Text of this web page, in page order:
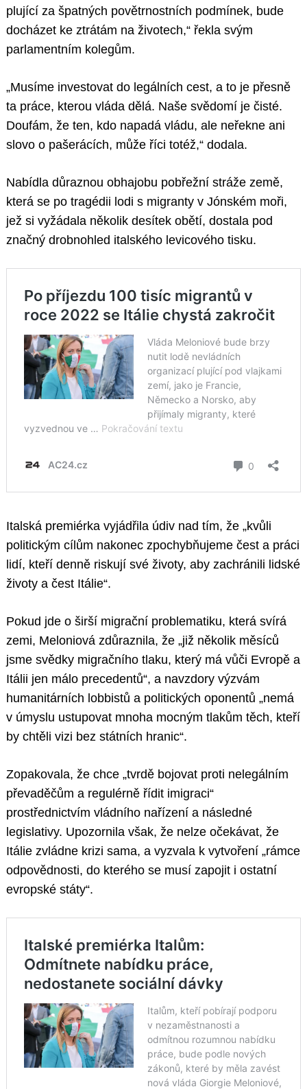
plující za špatných povětrnostních podmínek, bude
docházet ke ztrátám na životech,“ řekla svým
parlamentním kolegům.
„Musíme investovat do legálních cest, a to je přesně
ta práce, kterou vláda dělá. Naše svědomí je čisté.
Doufám, že ten, kdo napadá vládu, ale neřekne ani
slovo o pašerácích, může říci totéž,“ dodala.
Nabídla důraznou obhajobu pobřežní stráže země,
která se po tragédii lodi s migranty v Jónském moři,
jež si vyžádala několik desítek obětí, dostala pod
značný drobnohled italského levicového tisku.
Italská premiérka vyjádřila údiv nad tím, že „kvůli
politickým cílům nakonec zpochybňujeme čest a práci
lidí, kteří denně riskují své životy, aby zachránili lidské
životy a čest Itálie“.
Pokud jde o širší migrační problematiku, která svírá
zemi, Meloniová zdůraznila, že „již několik měsíců
jsme svědky migračního tlaku, který má vůči Evropě a
Itálii jen málo precedentů“, a navzdory výzvám
humanitárních lobbistů a politických oponentů „nemá
v úmyslu ustupovat mnoha mocným tlakům těch, kteří
by chtěli vizi bez státních hranic“.
Zopakovala, že chce „tvrdě bojovat proti nelegálním
převaděčům a regulérně řídit imigraci“
prostřednictvím vládního nařízení a následné
legislativy. Upozornila však, že nelze očekávat, že
Itálie zvládne krizi sama, a vyzvala k vytvoření „rámce
odpovědnosti, do kterého se musí zapojit i ostatní
evropské státy“.